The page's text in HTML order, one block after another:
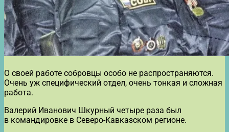
О своей работе собровцы особо не распространяются.
Очень уж специфический отдел, очень тонкая и сложная
работа.
Валерий Иванович Шкурный четыре раза был
в командировке в Северо-Кавказском регионе.